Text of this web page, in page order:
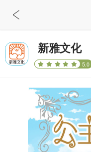
新雅文化
5.0